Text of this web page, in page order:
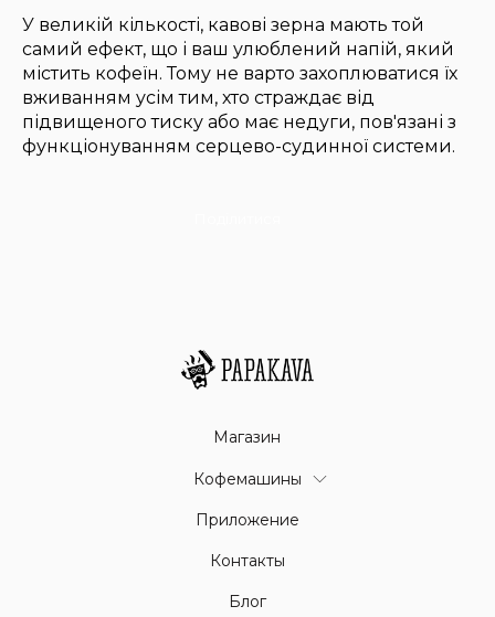
У великій кількості, кавові зерна мають той
самий ефект, що і ваш улюблений напій, який
містить кофеїн. Тому не варто захоплюватися їх
вживанням усім тим, хто страждає від
підвищеного тиску або має недуги, пов'язані з
функціонуванням серцево-судинної системи.
Магазин
Кофемашины
Приложение
Контакты
Блог